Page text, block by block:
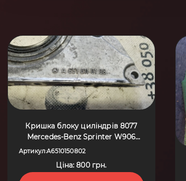
Кришка блоку циліндрів 8077
Mercedes-Benz Sprinter W906
(2006-2018) A6510150802
Артикул:A6510150802
Ціна: 800 грн.